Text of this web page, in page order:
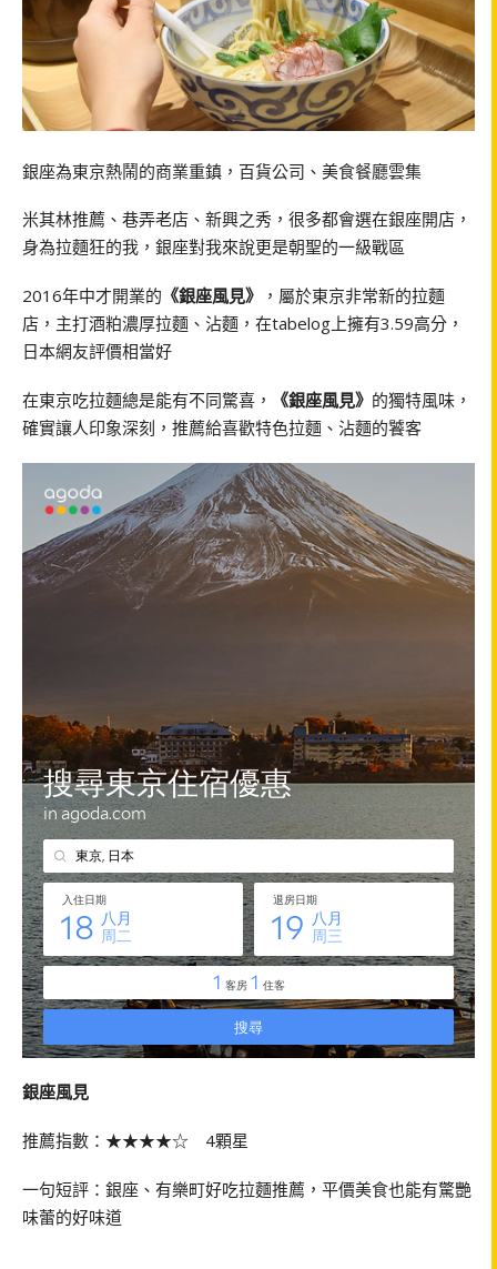
銀座為東京熱鬧的商業重鎮，百貨公司、美食餐廳雲集
米其林推薦、巷弄老店、新興之秀，很多都會選在銀座開店，
身為拉麵狂的我，銀座對我來說更是朝聖的一級戰區
2016年中才開業的 《銀座風見》
，屬於東京非常新的拉麵
店，主打酒粕濃厚拉麵、沾麵，在tabelog上擁有3.59高分，
日本網友評價相當好
在東京吃拉麵總是能有不同驚喜， 《銀座風見》 的獨特風味，
確實讓人印象深刻，推薦給喜歡特色拉麵、沾麵的饕客
銀座風見
推薦指數：★★★★☆ 4顆星
一句短評：銀座、有樂町好吃拉麵推薦，平價美食也能有驚艷
味蕾的好味道